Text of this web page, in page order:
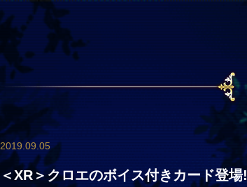
2019.09.05
＜XR＞クロエのボイス付きカード登場!